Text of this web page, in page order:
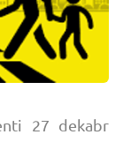
27 dekabr